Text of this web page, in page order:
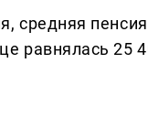
средняя
равнялась 25